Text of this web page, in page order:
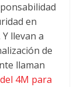
en
llevan a
de
llaman
4M para